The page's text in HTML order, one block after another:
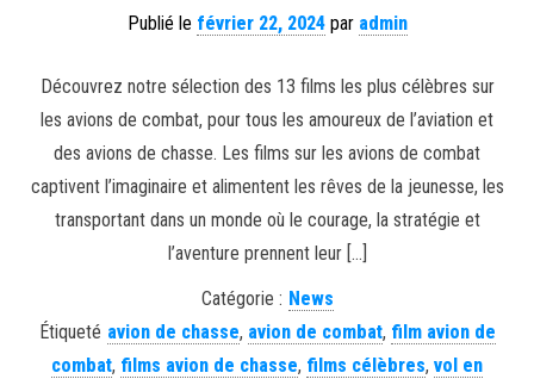
Publié le février 22, 2024par admin
Découvrez notre sélection des 13 films les plus célèbres sur
les avions de combat, pour tous les amoureux de l’aviation et
des avions de chasse. Les films sur les avions de combat
captivent l’imaginaire et alimentent les rêves de la jeunesse, les
transportant dans un monde où le courage, la stratégie et
l’aventure prennent leur […]
Catégorie : News
Étiqueté avion de chasse, avion de combat, film avion de
combat, films avion de chasse, films célèbres, vol en